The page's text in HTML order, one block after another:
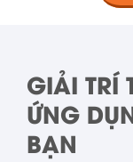
GIẢI TRÍ
ỨNG
BẠN